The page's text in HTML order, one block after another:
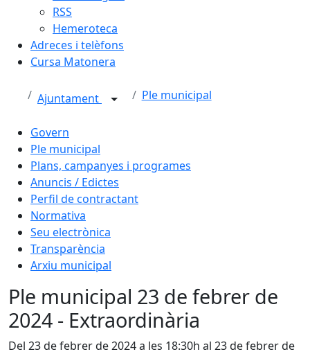
RSS
Hemeroteca
Adreces i telèfons
Cursa Matonera
Ajuntament Ple municipal
Govern
Ple municipal
Plans, campanyes i programes
Anuncis / Edictes
Perfil de contractant
Normativa
Seu electrònica
Transparència
Arxiu municipal
Ple municipal 23 de febrer de
2024 - Extraordinària
Del 23 de febrer de 2024 a les 18:30h al 23 de febrer de